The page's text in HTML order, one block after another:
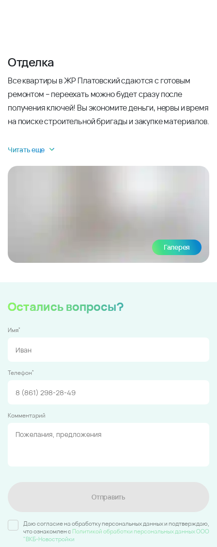
Отделка
Все квартиры в ЖР Платовский сдаются с готовым
ремонтом – переехать можно будет сразу после
получения ключей! Вы экономите деньги, нервы и время
на поиске строительной бригады и закупке материалов.
Читать еще
Галерея
Остались вопросы?
Имя*
Телефон*
Комментарий
Отправить
Даю согласие на обработку персональных данных и подтверждаю,
что ознакомлен c Политикой обработки персональных данных ООО
"ВКБ-Новостройки